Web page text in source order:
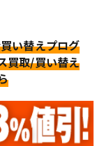
い替えプログ
買取/買い替え